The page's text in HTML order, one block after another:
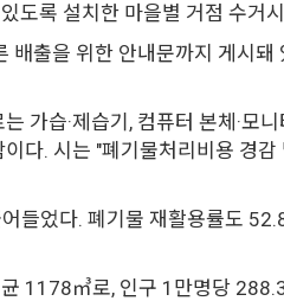
도록 설치한 마을별 거점 수거
출을 위한 안내문까지 게시돼
가습·제습기, 컴퓨터 본체·모
다. 시는 "폐기물처리비용 경감
들었다. 폐기물 재활용률도
1178㎥로, 인구 1만명당